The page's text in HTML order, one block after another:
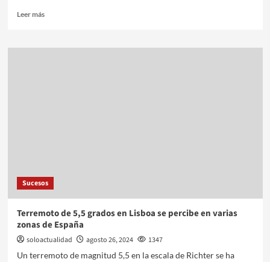
Leer más
Sucesos
Terremoto de 5,5 grados en Lisboa se percibe en varias
zonas de España
soloactualidad agosto 26, 2024
1347
Un terremoto de magnitud 5,5 en la escala de Richter se ha